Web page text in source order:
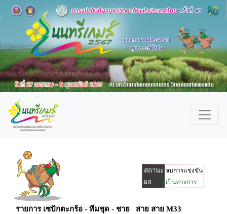
สถานะ จบการแข่งขัน
ผล เป็นทางการ
รายการ เซปักตะกร้อ - ทีมชุด - ชาย สาย สาย M33